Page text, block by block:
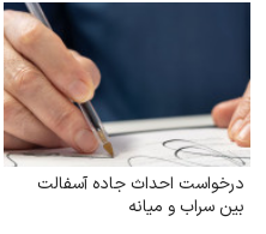
درخواست احداث جاده آسفالت
بین سراب و میانه